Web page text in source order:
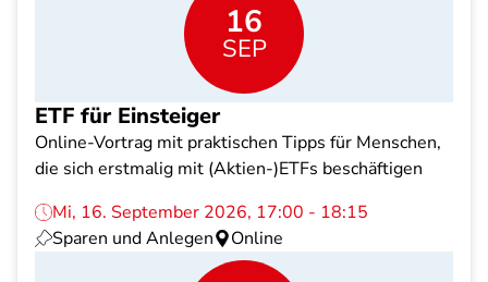
16
SEP
ETF für Einsteiger
Online-Vortrag mit praktischen Tipps für Menschen,
die sich erstmalig mit (Aktien-)ETFs beschäftigen
Mi, 16. September 2026, 17:00 - 18:15
Sparen und Anlegen
Online